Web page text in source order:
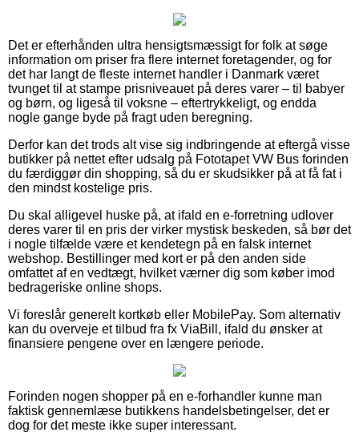
Det er efterhånden ultra hensigtsmæssigt for folk at søge
information om priser fra flere internet foretagender, og for
det har langt de fleste internet handler i Danmark været
tvunget til at stampe prisniveauet på deres varer – til babyer
og børn, og ligeså til voksne – eftertrykkeligt, og endda
nogle gange byde på fragt uden beregning.
Derfor kan det trods alt vise sig indbringende at eftergå visse
butikker på nettet efter udsalg på Fototapet VW Bus forinden
du færdiggør din shopping, så du er skudsikker på at få fat i
den mindst kostelige pris.
Du skal alligevel huske på, at ifald en e-forretning udlover
deres varer til en pris der virker mystisk beskeden, så bør det
i nogle tilfælde være et kendetegn på en falsk internet
webshop. Bestillinger med kort er på den anden side
omfattet af en vedtægt, hvilket værner dig som køber imod
bedrageriske online shops.
Vi foreslår generelt kortkøb eller MobilePay. Som alternativ
kan du overveje et tilbud fra fx ViaBill, ifald du ønsker at
finansiere pengene over en længere periode.
Forinden nogen shopper på en e-forhandler kunne man
faktisk gennemlæse butikkens handelsbetingelser, det er
dog for det meste ikke super interessant.